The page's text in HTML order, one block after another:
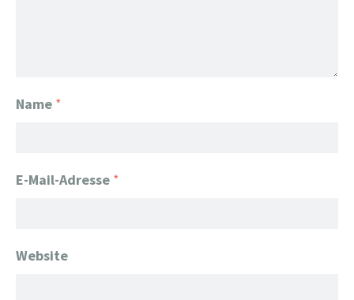
Name *
E-Mail-Adresse *
Website